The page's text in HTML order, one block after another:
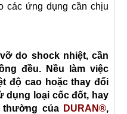
các ứng dụng cần chịu
do shock nhiệt, cần
đều. Nều làm việc
độ cao hoặc thay đổi
dụng loại cốc đốt, hay
thường của DURAN®,